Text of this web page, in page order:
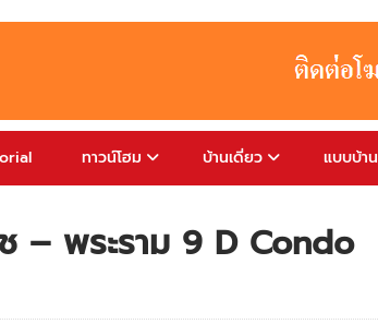
ทาวน์โฮม บ้านเดี่ยว แบบบ้าน
– พระราม 9 D Condo